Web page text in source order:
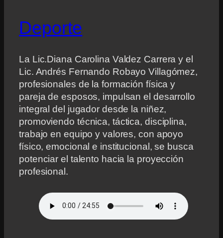
Deporte
La Lic.Diana Carolina Valdez Carrera y el
Lic. Andrés Fernando Robayo Villagómez,
profesionales de la formación física y
pareja de esposos, impulsan el desarrollo
integral del jugador desde la niñez,
promoviendo técnica, táctica, disciplina,
trabajo en equipo y valores, con apoyo
físico, emocional e institucional, se busca
potenciar el talento hacia la proyección
profesional.